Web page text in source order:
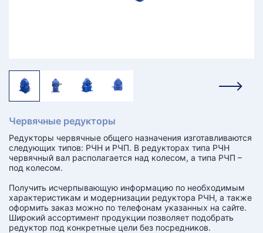
Червячные редукторы
Редукторы червячные общего назначения изготавливаются
следующих типов: РЧН и РЧП. В редукторах типа РЧН
червячный вал располагается над колесом, а типа РЧП –
под колесом.
Получить исчерпывающую информацию по необходимым
характеристикам и модернизации редуктора РЧН, а также
оформить заказ можно по телефонам указанных на сайте.
Широкий ассортимент продукции позволяет подобрать
редуктор под конкретные цели без посредников.